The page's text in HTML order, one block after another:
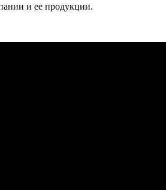
и ее продукции.